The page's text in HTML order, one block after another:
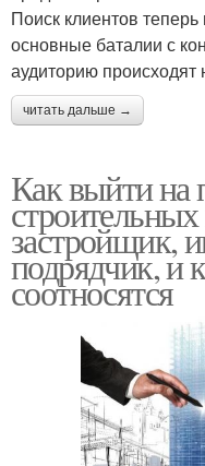
Поиск клиентов
основные баталии с
аудиторию
читать дальше →
Как выйти на
застройщик,
подрядчик, и
соотносятся